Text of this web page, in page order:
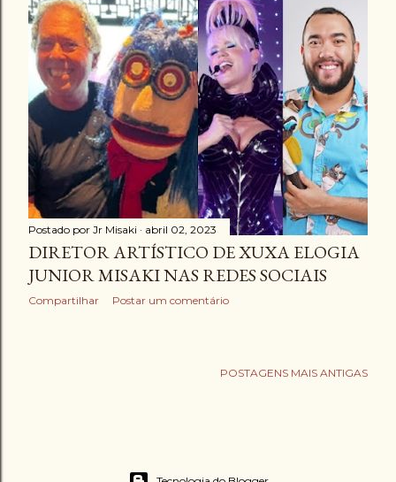
Postado por Jr Misaki abril 02, 2023
DIRETOR ARTÍSTICO DE XUXA ELOGIA
JUNIOR MISAKI NAS REDES SOCIAIS
Compartilhar Postar um comentário
POSTAGENS MAIS ANTIGAS